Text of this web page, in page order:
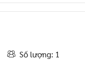
Số lượng: 1